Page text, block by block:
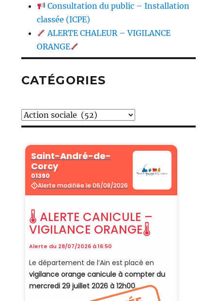
Consultation du public – Installation
classée (ICPE)
ALERTE CHALEUR – VIGILANCE
ORANGE
CATÉGORIES
Catégories